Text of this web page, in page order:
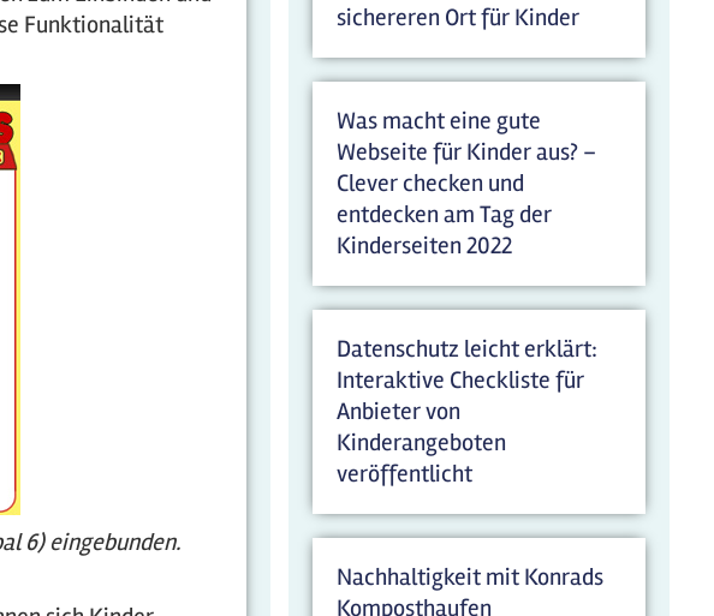
Funktionalität
6) eingebunden.
sichereren Ort für Kinder
Was macht eine gute
Webseite für Kinder aus? –
Clever checken und
entdecken am Tag der
Kinderseiten 2022
Datenschutz leicht erklärt:
Interaktive Checkliste für
Anbieter von
Kinderangeboten
veröffentlicht
Nachhaltigkeit mit Konrads
Komposthaufen